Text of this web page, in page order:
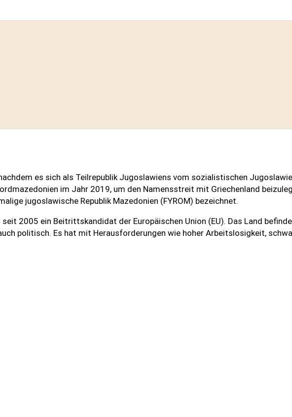
es sich als Teilrepublik Jugoslawiens vom sozialistischen
im Jahr 2019, um den Namensstreit mit Griechenland
jugoslawische Republik Mazedonien (FYROM) bezeichnet.
2005 ein Beitrittskandidat der Europäischen Union (EU). Das Land
politisch. Es hat mit Herausforderungen wie hoher Arbeitslosigkeit,